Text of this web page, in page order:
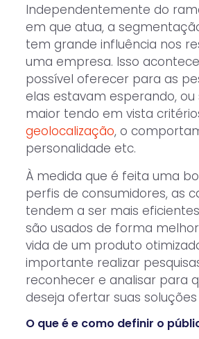
Independentemente do
em que atua, a
tem grande influência nos
uma empresa. Isso
possível oferecer para as
elas estavam esperando, ou
maior tendo em vista
geolocalização, o
personalidade etc.
À medida que é feita uma
perfis de consumidores, as
tendem a ser mais
são usados de forma
vida de um produto
importante realizar
reconhecer e analisar para
deseja ofertar suas
O que é e como definir o